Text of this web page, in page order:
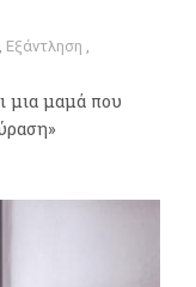
Εξάντληση
μια μαμά που